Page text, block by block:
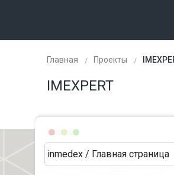
Главная Проекты
IMEXPERT
inmedex / Главная страница